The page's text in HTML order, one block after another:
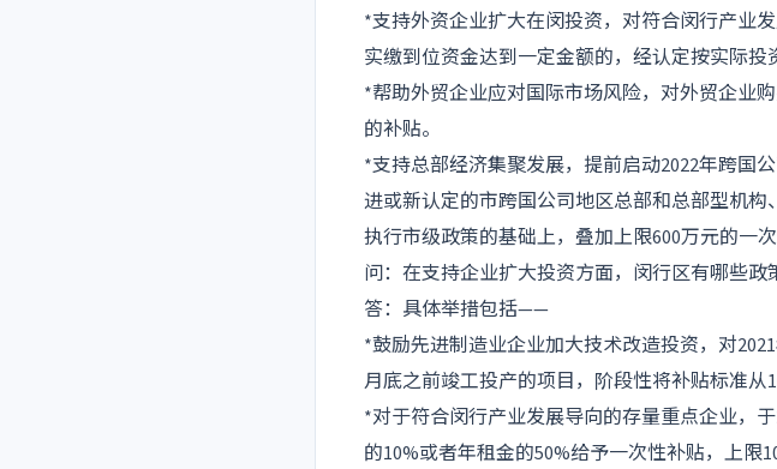
*支持外资企业扩大在闵投资，对符合闵行产业
实缴到位资金达到一定金额的，经认定按实际投
*帮助外贸企业应对国际市场风险，对外贸企业
的补贴。
*支持总部经济集聚发展，提前启动2022年跨国
进或新认定的市跨国公司地区总部和总部型机
执行市级政策的基础上，叠加上限600万元的一
问：在支持企业扩大投资方面，闵行区有哪些政
答：具体举措包括——
*鼓励先进制造业企业加大技术改造投资，对
月底之前竣工投产的项目，阶段性将补贴标准从
*对于符合闵行产业发展导向的存量重点企业，
的10%或者年租金的50%给予一次性补贴，上限